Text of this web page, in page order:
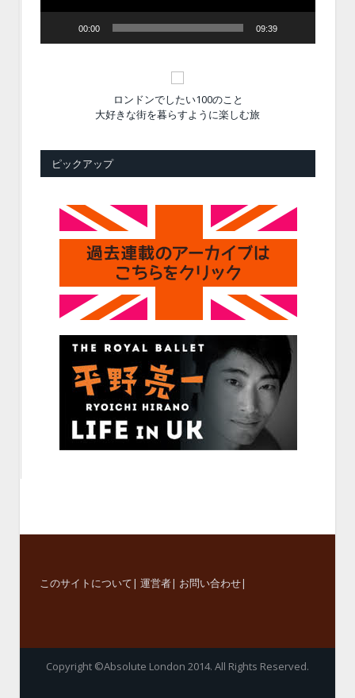
00:00 09:39
ロンドンでしたい100のこと
大好きな街を暮らすように楽しむ旅
ピックアップ
このサイトについて| 運営者| お問い合わせ|
Copyright ©Absolute London 2014. All Rights Reserved.